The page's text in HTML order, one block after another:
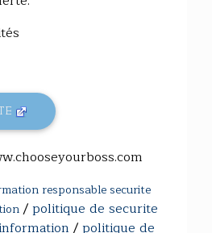
responsable securite
/politique de securite
/politique de